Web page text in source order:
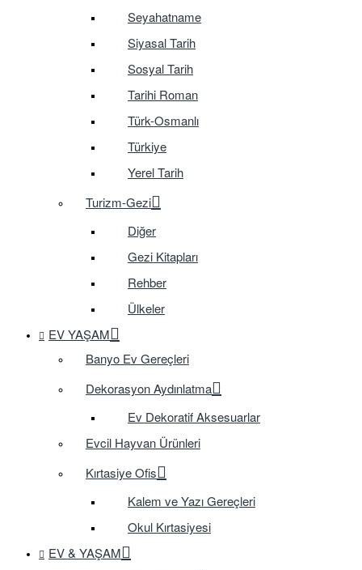
Seyahatname
Siyasal Tarih
Sosyal Tarih
Tarihi Roman
Türk-Osmanlı
Türkiye
Yerel Tarih
Turizm-Gezi
Diğer
Gezi Kitapları
Rehber
Ülkeler
EV YAŞAM
Banyo Ev Gereçleri
Dekorasyon Aydınlatma
Ev Dekoratif Aksesuarlar
Evcil Hayvan Ürünleri
Kırtasiye Ofis
Kalem ve Yazı Gereçleri
Okul Kırtasiyesi
EV & YAŞAM